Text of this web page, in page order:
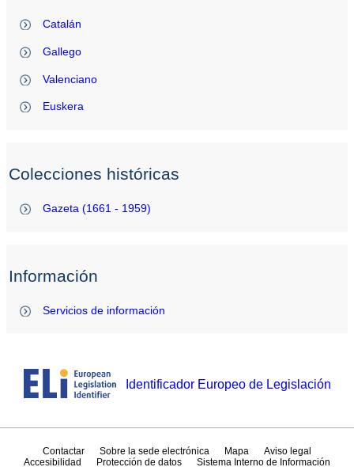
Catalán
Gallego
Valenciano
Euskera
Colecciones históricas
Gazeta (1661 - 1959)
Información
Servicios de información
Identificador Europeo de Legislación
Contactar Sobre la sede electrónica Mapa
Aviso legal
Accesibilidad
Protección de datos Sistema Interno de Información